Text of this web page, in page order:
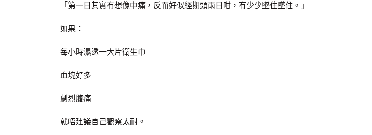
「第一日其實冇想像中痛，反而好似經期頭兩日咁，有少少墜住墜住。」
如果：
每小時濕透一大片衛生巾
血塊好多
劇烈腹痛
就唔建議自己觀察太耐。